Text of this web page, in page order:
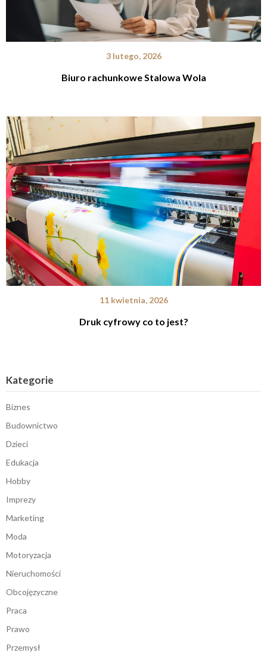
3 lutego, 2026
Biuro rachunkowe Stalowa Wola
11 kwietnia, 2026
Druk cyfrowy co to jest?
Kategorie
Biznes
Budownictwo
Dzieci
Edukacja
Hobby
Imprezy
Marketing
Moda
Motoryzacja
Nieruchomości
Obcojęzyczne
Praca
Prawo
Przemysł